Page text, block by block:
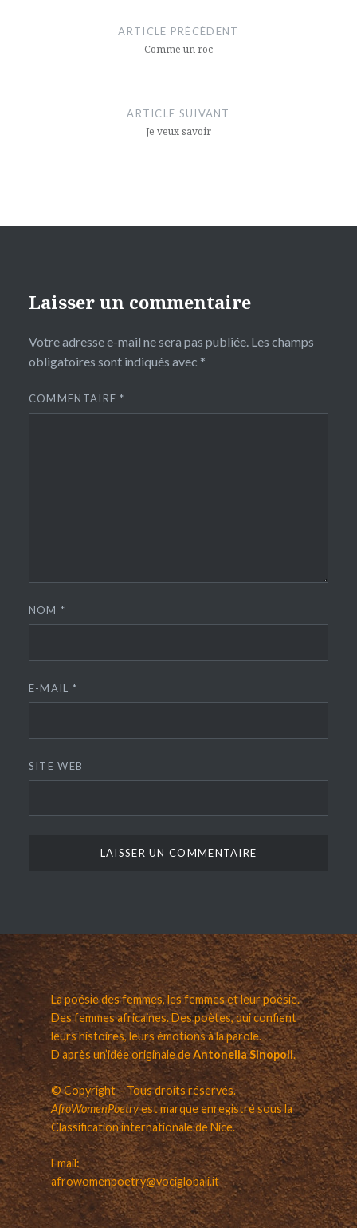
ARTICLE PRÉCÉDENT
Comme un roc
ARTICLE SUIVANT
Je veux savoir
Laisser un commentaire
Votre adresse e-mail ne sera pas publiée. Les champs
obligatoires sont indiqués avec *
COMMENTAIRE*
NOM*
E-MAIL *
SITE WEB
La poésie des femmes, les femmes et leur poésie.
Des femmes africaines. Des poètes, qui confient
leurs histoires, leurs émotions à la parole.
D’après un’idée originale deAntonella Sinopoli.
© Copyright – Tous droits réservés.
AfroWomenPoetryest marque enregistré sous la
Classification internationale de Nice.
Email:
afrowomenpoetry@vociglobali.it